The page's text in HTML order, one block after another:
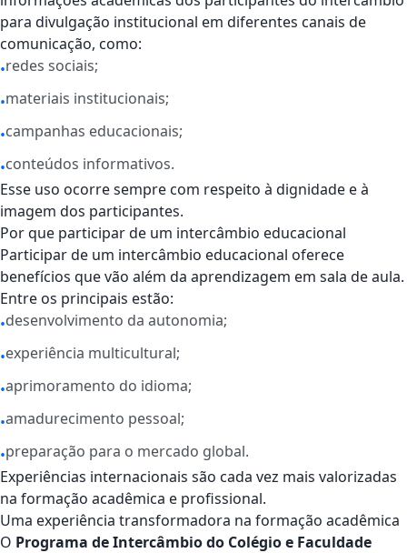
para divulgação institucional em diferentes canais de
comunicação, como:
•redes sociais;
•materiais institucionais;
•campanhas educacionais;
•conteúdos informativos.
Esse uso ocorre sempre com respeito à dignidade e à
imagem dos participantes.
Por que participar de um intercâmbio educacional
Participar de um intercâmbio educacional oferece
benefícios que vão além da aprendizagem em sala de aula.
Entre os principais estão:
•desenvolvimento da autonomia;
•experiência multicultural;
•aprimoramento do idioma;
•amadurecimento pessoal;
•preparação para o mercado global.
Experiências internacionais são cada vez mais valorizadas
na formação acadêmica e profissional.
Uma experiência transformadora na formação acadêmica
O Programa de Intercâmbio do Colégio e Faculdade